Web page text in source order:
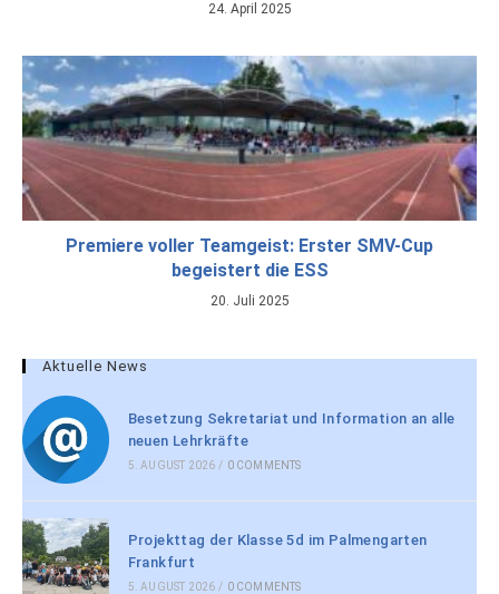
24. April 2025
Premiere voller Teamgeist: Erster SMV-Cup
begeistert die ESS
20. Juli 2025
Aktuelle News
Besetzung Sekretariat und Information an alle
neuen Lehrkräfte
5. AUGUST 2026 / 0 COMMENTS
Projekttag der Klasse 5d im Palmengarten
Frankfurt
5. AUGUST 2026 / 0 COMMENTS